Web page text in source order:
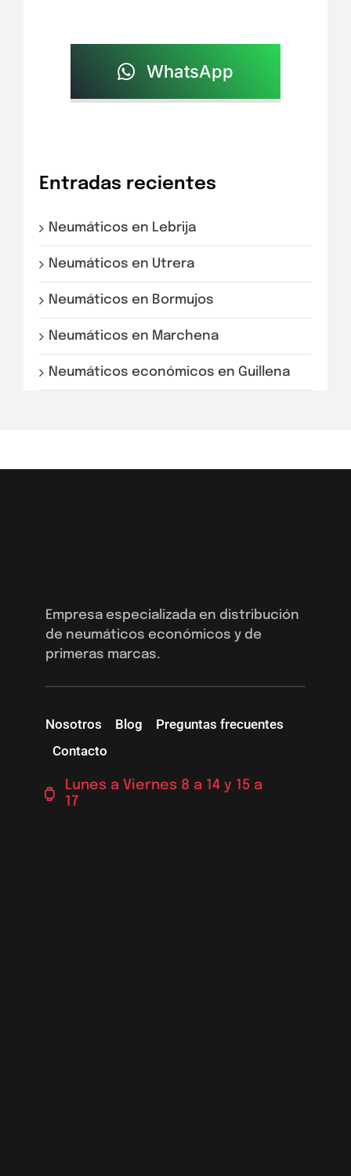
WhatsApp
Entradas recientes
Neumáticos en Lebrija
Neumáticos en Utrera
Neumáticos en Bormujos
Neumáticos en Marchena
Neumáticos económicos en Guillena
Empresa especializada en distribución
de neumáticos económicos y de
primeras marcas.
Nosotros Blog
Preguntas frecuentes
Contacto
Lunes a Viernes 8 a 14 y 15 a
17